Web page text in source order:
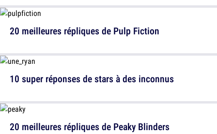
10 super réponses de stars à des inconnus
20 meilleures répliques de Pulp Fiction
20 meilleures répliques de Peaky Blinders